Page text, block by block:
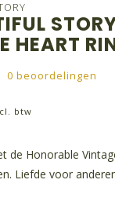
HEART
0 beoordelingen
btw
de Honorable
Liefde voor